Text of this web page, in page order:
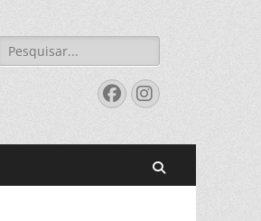
Pesquisar
por:
Facebook
Instagram